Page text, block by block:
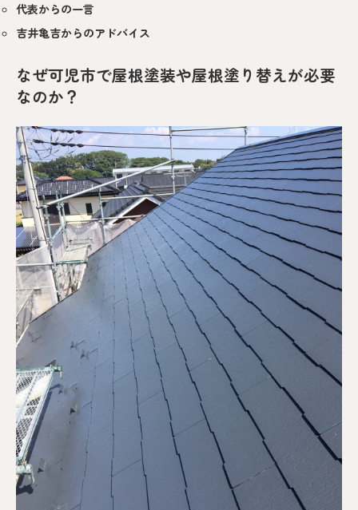
代表からの一言
吉井亀吉からのアドバイス
なぜ可児市で屋根塗装や屋根塗り替えが必要
なのか？